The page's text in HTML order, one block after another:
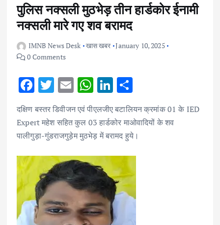
पुलिस नक्सली मुठभेड़ तीन हार्डकोर ईनामी
नक्सली मारे गए शव बरामद
IMNB News Desk खास खबर January 10, 2025
0 Comments
F
e
b
o
k
T
w
it
te
E
m
ai
l
W
at
s
p
p
Li
k
e
dI
n
ar
e
दक्षिण बस्तर डिवीजन एवं पीएलजीए बटालियन क्रमांक 01 के IED
Expert महेश सहित कुल 03 हार्डकोर माओवादियों के शव
पालीगुड़ा-गुंडराजगुड़ेम मुठभेड़ में बरामद हुये।